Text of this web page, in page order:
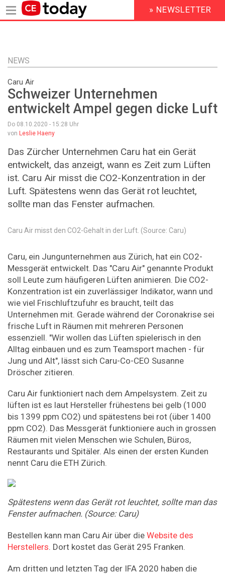
Inhalt
HEADER
MENU
» NEWSLETTER
NEWS
Caru Air
Schweizer Unternehmen
entwickelt Ampel gegen dicke Luft
Do 08.10.2020 - 15:28 Uhr
von Leslie Haeny
Das Zürcher Unternehmen Caru hat ein Gerät
entwickelt, das anzeigt, wann es Zeit zum Lüften
ist. Caru Air misst die CO2-Konzentration in der
Luft. Spätestens wenn das Gerät rot leuchtet,
sollte man das Fenster aufmachen.
Caru Air misst den CO2-Gehalt in der Luft. (Source: Caru)
Caru, ein Jungunternehmen aus Zürich, hat ein CO2-
Messgerät entwickelt. Das "Caru Air" genannte Produkt
soll Leute zum häufigeren Lüften animieren. Die CO2-
Konzentration ist ein zuverlässiger Indikator, wann und
wie viel Frischluftzufuhr es braucht, teilt das
Unternehmen mit. Gerade während der Coronakrise sei
frische Luft in Räumen mit mehreren Personen
essenziell. "Wir wollen das Lüften spielerisch in den
Alltag einbauen und es zum Teamsport machen - für
Jung und Alt", lässt sich Caru-Co-CEO Susanne
Dröscher zitieren.
Caru Air funktioniert nach dem Ampelsystem. Zeit zu
lüften ist es laut Hersteller frühestens bei gelb (1000
bis 1399 ppm CO2) und spätestens bei rot (über 1400
ppm CO2). Das Messgerät funktioniere auch in grossen
Räumen mit vielen Menschen wie Schulen, Büros,
Restaurants und Spitäler. Als einen der ersten Kunden
nennt Caru die ETH Zürich.
Spätestens wenn das Gerät rot leuchtet, sollte man das
Fenster aufmachen. (Source: Caru)
Bestellen kann man Caru Air über die Website des
Herstellers. Dort kostet das Gerät 295 Franken.
Am dritten und letzten Tag der IFA 2020 haben die